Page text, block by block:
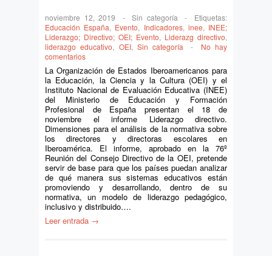
noviembre 12, 2019 - Sin categoría -
Etiquetas:
Educación España, Evento, Indicadores, inee, INEE;
Liderazgo; Directivo; OEI; Evento, Liderazg directivo,
liderazgo educativo, OEI, Sin categoría -
No hay
comentarios
La Organización de Estados Iberoamericanos para
la Educación, la Ciencia y la Cultura (OEI) y el
Instituto Nacional de Evaluación Educativa (INEE)
del Ministerio de Educación y Formación
Profesional de España presentan el 18 de
noviembre el informe Liderazgo directivo.
Dimensiones para el análisis de la normativa sobre
los directores y directoras escolares en
Iberoamérica. El informe, aprobado en la 76º
Reunión del Consejo Directivo de la OEI, pretende
servir de base para que los países puedan analizar
de qué manera sus sistemas educativos están
promoviendo y desarrollando, dentro de su
normativa, un modelo de liderazgo pedagógico,
inclusivo y distribuido….
Leer entrada →